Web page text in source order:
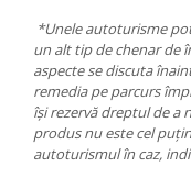
*Unele autoturisme
un alt tip de chenar de
aspecte se discuta
remedia pe parcurs
își rezervă dreptul de a
produs nu este cel
autoturismul în caz,